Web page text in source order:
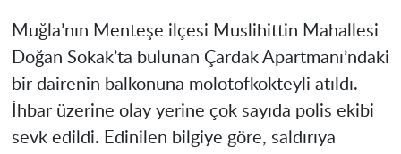
Muğla’nın Menteşe ilçesi Muslihittin Mahallesi
Doğan Sokak’ta bulunan Çardak Apartmanı’ndaki
bir dairenin balkonuna molotofkokteyli atıldı.
İhbar üzerine olay yerine çok sayıda polis ekibi
sevk edildi. Edinilen bilgiye göre, saldırıya